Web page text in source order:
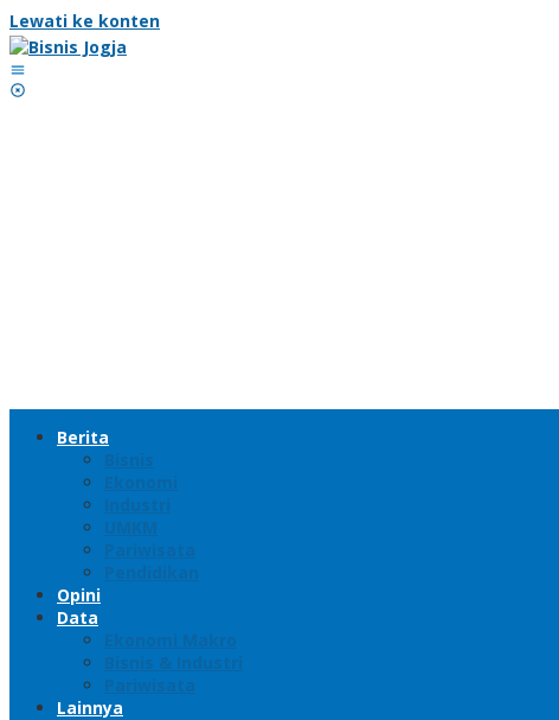
Lewati ke konten
Berita
Bisnis
Ekonomi
Industri
UMKM
Pariwisata
Pendidikan
Opini
Data
Ekonomi Makro
Bisnis & Industri
Pariwisata
Lainnya